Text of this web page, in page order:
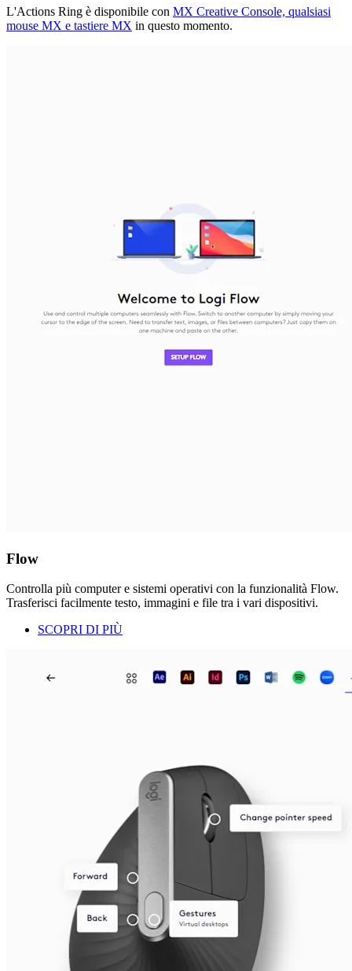
L'Actions Ring è disponibile con MX Creative Console, qualsiasi
mouse MX e tastiere MX in questo momento.
Flow
Controlla più computer e sistemi operativi con la funzionalità Flow.
Trasferisci facilmente testo, immagini e file tra i vari dispositivi.
SCOPRI DI PIÙ